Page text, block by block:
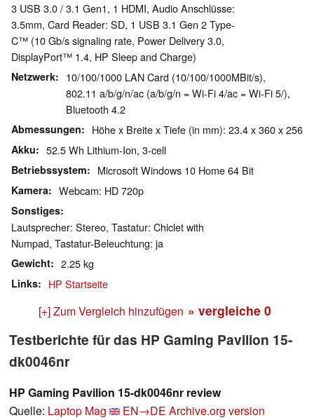
3 USB 3.0 / 3.1 Gen1, 1 HDMI, Audio Anschlüsse:
3.5mm, Card Reader: SD, 1 USB 3.1 Gen 2 Type-
C™ (10 Gb/s signaling rate, Power Delivery 3.0,
DisplayPort™ 1.4, HP Sleep and Charge)
Netzwerk
10/100/1000 LAN Card (10/100/1000MBit/s),
802.11 a/b/g/n/ac (a/b/g/n = Wi-Fi 4/ac = Wi-Fi 5/),
Bluetooth 4.2
Abmessungen Höhe x Breite x Tiefe (in mm): 23.4 x 360 x 256
Akku 52.5 Wh Lithium-Ion, 3-cell
Betriebssystem Microsoft Windows 10 Home 64 Bit
Kamera Webcam: HD 720p
Sonstiges
Lautsprecher: Stereo, Tastatur: Chiclet with
Numpad, Tastatur-Beleuchtung: ja
Gewicht 2.25 kg
Links HP Startseite
[+] Zum Vergleich hinzufügen » vergleiche 0
Testberichte für das HP Gaming Pavilion 15-
dk0046nr
HP Gaming Pavilion 15-dk0046nr review
Quelle: Laptop Mag EN→DE Archive.org version